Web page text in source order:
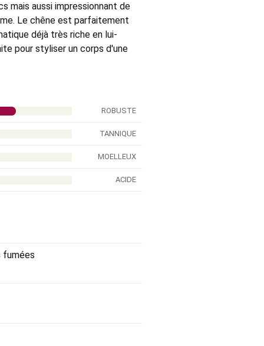
mais aussi impressionnant de
Le chêne est parfaitement
déjà très riche en lui-
pour styliser un corps d'une
ROBUSTE
TANNIQUE
MOELLEUX
ACIDE
fumées